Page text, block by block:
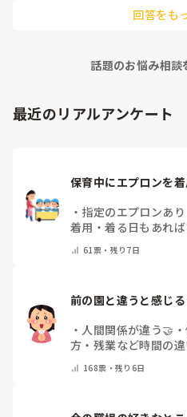
回答をも
話題のお悩み相談
最近のリアルアンケート
保育中にエプロンを
・ 指定のエプロンあり
着用 ・着る日もあれ
で教えてください)
61 票・ 残り7日
前の園と違うと感じ
・ 人間関係が違う🤝 ・
方・残業など時間の違
で教えてください)
168票・残り6日